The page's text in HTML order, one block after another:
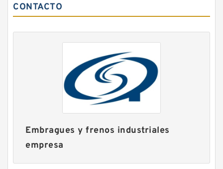
CONTACTO
Embragues y frenos industriales
empresa